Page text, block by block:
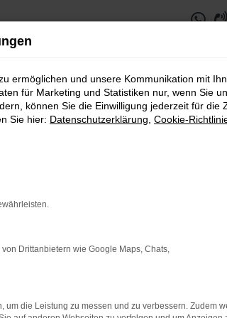
die Seite in einem anderen
ermöglichen und unsere Kommunikation mit
für Marketing und Statistiken nur, wenn Sie
können Sie die Einwilligung jederzeit für die
Sie hier: Datenschutzerklärung Cookie-
Drittanbietern wie Google Maps, Chats,
die Leistung zu messen und zu verbessern. Zudem